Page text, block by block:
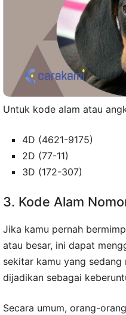
Untuk kode alam atau
4D (4621-9175)
2D (77-11)
3D (172-307)
3. Kode Alam
Jika kamu pernah
atau besar, ini dapat
sekitar kamu yang
dijadikan sebagai
Secara umum, orang-